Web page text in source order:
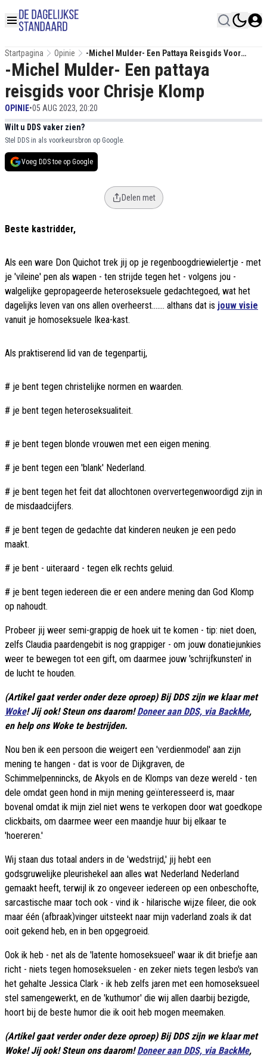
Startpagina Opinie
-Michel Mulder- Een Pattaya Reisgids Voor
Chrisje Klomp
-Michel Mulder- Een pattaya
reisgids voor Chrisje Klomp
OPINIE•05 AUG 2023, 20:20
Wilt u DDS vaker zien?
Stel DDS in als voorkeursbron op Google.
Voeg DDS toe op Google
Delen met
Beste kastridder,
Als een ware Don Quichot trek jij op je regenboogdriewielertje - met
je 'vileine' pen als wapen - ten strijde tegen het - volgens jou -
walgelijke gepropageerde heteroseksuele gedachtegoed, wat het
dagelijks leven van ons allen overheerst....... althans dat is jouw visie
vanuit je homoseksuele Ikea-kast.
Als praktiserend lid van de tegenpartij,
# je bent tegen christelijke normen en waarden.
# je bent tegen heteroseksualiteit.
# je bent tegen blonde vrouwen met een eigen mening.
# je bent tegen een 'blank' Nederland.
# je bent tegen het feit dat allochtonen oververtegenwoordigd zijn in
de misdaadcijfers.
# je bent tegen de gedachte dat kinderen neuken je een pedo
maakt.
# je bent - uiteraard - tegen elk rechts geluid.
# je bent tegen iedereen die er een andere mening dan God Klomp
op nahoudt.
Probeer jij weer semi-grappig de hoek uit te komen - tip: niet doen,
zelfs Claudia paardengebit is nog grappiger - om jouw donatiejunkies
weer te bewegen tot een gift, om daarmee jouw 'schrijfkunsten' in
de lucht te houden.
(Artikel gaat verder onder deze oproep) Bij DDS zijn we klaar met
Woke! Jij ook! Steun ons daarom!Doneer aan DDS, via BackMe,
en help ons Woke te bestrijden.
Nou ben ik een persoon die weigert een 'verdienmodel' aan zijn
mening te hangen - dat is voor de Dijkgraven, de
Schimmelpennincks, de Akyols en de Klomps van deze wereld - ten
dele omdat geen hond in mijn mening geïnteresseerd is, maar
bovenal omdat ik mijn ziel niet wens te verkopen door wat goedkope
clickbaits, om daarmee weer een maandje huur bij elkaar te
'hoereren.'
Wij staan dus totaal anders in de 'wedstrijd,' jij hebt een
godsgruwelijke pleurishekel aan alles wat Nederland Nederland
gemaakt heeft, terwijl ik zo ongeveer iedereen op een onbeschofte,
sarcastische maar toch ook - vind ik - hilarische wijze fileer, die ook
maar één (afbraak)vinger uitsteekt naar mijn vaderland zoals ik dat
ooit gekend heb, en in ben opgegroeid.
Ook ik heb - net als de 'latente homoseksueel' waar ik dit briefje aan
richt - niets tegen homoseksuelen - en zeker niets tegen lesbo's van
het gehalte Jessica Clark - ik heb zelfs jaren met een homoseksueel
stel samengewerkt, en de 'kuthumor' die wij allen daarbij bezigde,
hoort bij de beste humor die ik ooit heb mogen meemaken.
(Artikel gaat verder onder deze oproep) Bij DDS zijn we klaar met
Woke! Jij ook! Steun ons daarom!Doneer aan DDS, via BackMe,